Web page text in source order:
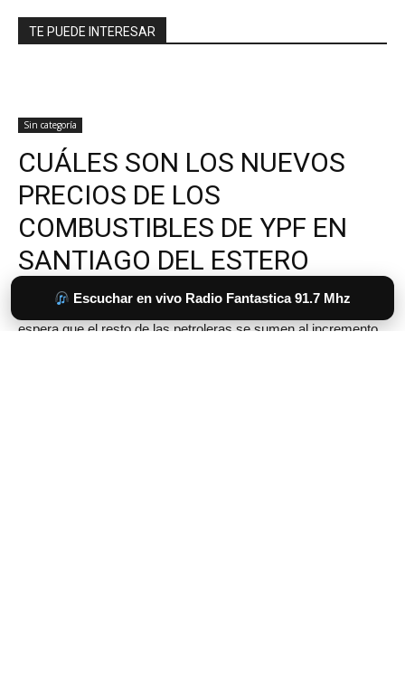
Escuchar en vivo Radio Fantastica 91.7 Mhz
TE PUEDE INTERESAR